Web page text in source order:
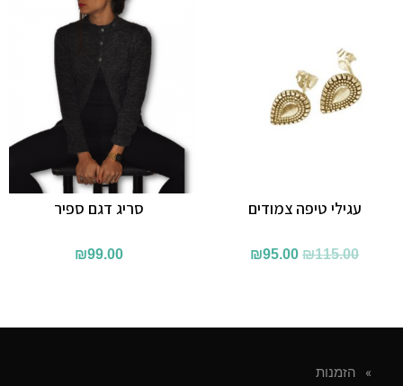
סריג דגם ספיר
₪99.00
עגילי טיפה צמודים
₪115.00
המחיר₪95.00
הזמנות